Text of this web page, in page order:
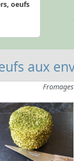
oeufs
aux
Fromages